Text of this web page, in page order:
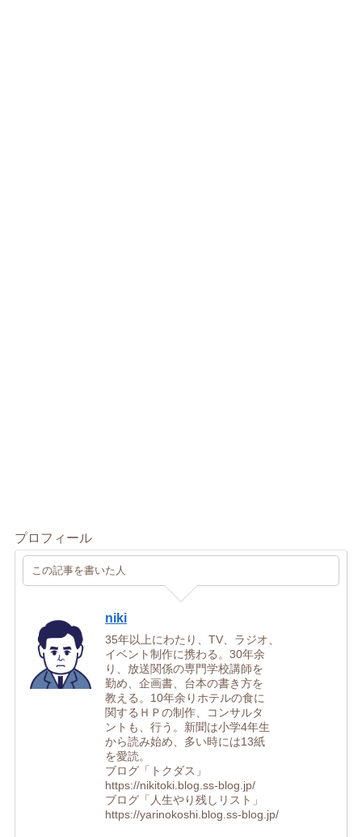
プロフィール
この記事を書いた人
niki
35年以上にわたり、TV、ラジオ、
イベント制作に携わる。30年余
り、放送関係の専門学校講師を
勤め、企画書、台本の書き方を
教える。10年余りホテルの食に
関するＨＰの制作、コンサルタ
ントも、行う。新聞は小学4年生
から読み始め、多い時には13紙
を愛読。
ブログ「トクダス」
https://nikitoki.blog.ss-blog.jp/
ブログ「人生やり残しリスト」
https://yarinokoshi.blog.ss-blog.jp/